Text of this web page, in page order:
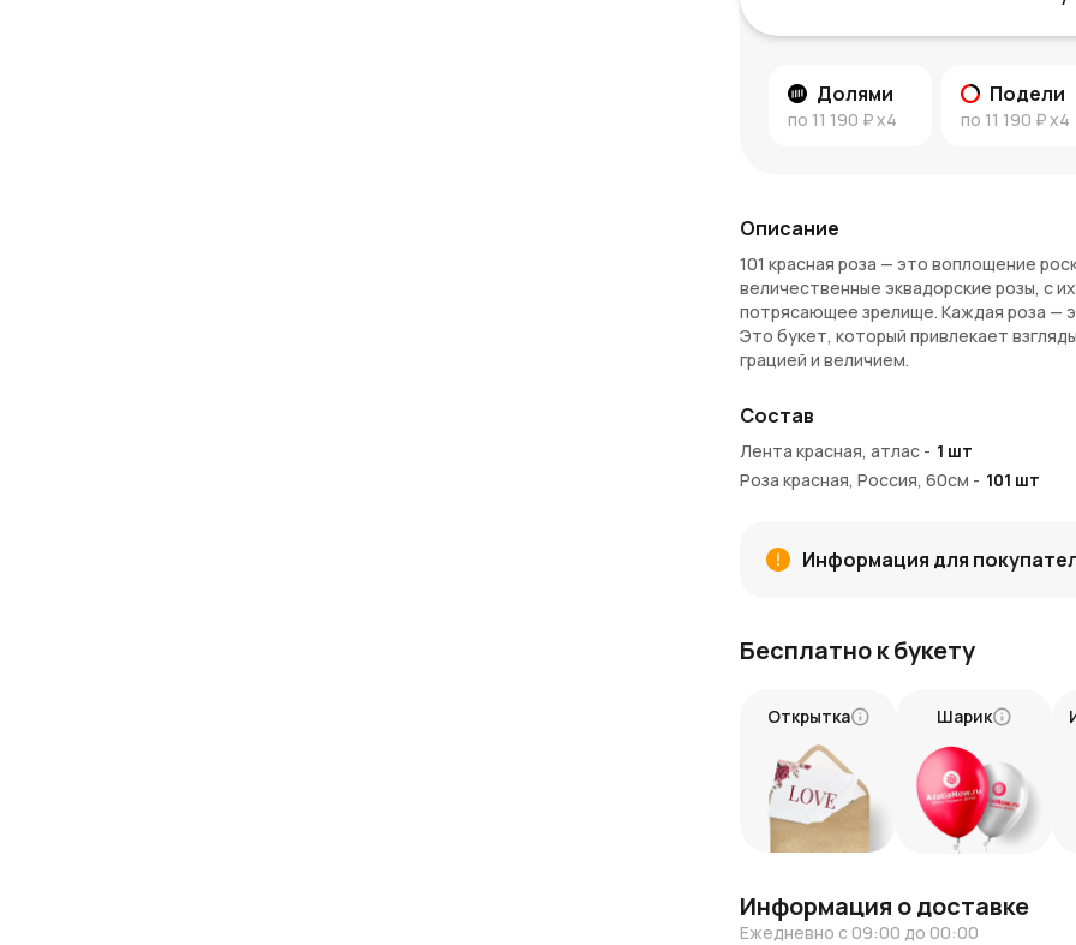
Долями
по 11 190 ₽x4
Подели
по 11 190 ₽x4
Описание
101 красная роза — это воплощение
величественные эквадорские розы, с
потрясающее зрелище. Каждая роза —
Это букет, который привлекает
грацией и величием.
настоящий символ роскошной страсти
момент, но и становится его ярким
красной розы — это не только цветы,
долгое время.
Роскошь и элегантность: 101
Символ любви: Красные розы
важность момента.
Кому купить букет
Этот букет идеально подойдёт для
исполнении. 101 красная роза 60 см —
привязанность к особому человеку.
атмосферу праздника и любви,
Блог о цветах и флористике.
Состав
Лента красная, атлас - 1 шт
Роза красная, Россия, 60см - 101 шт
Информация для
Бесплатно к букету
Открытка Шарик
Информация о доставке
Ежедневно с 09:00 до 00:00